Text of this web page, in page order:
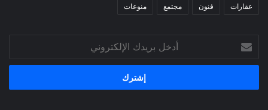
عقارات فنون مجتمع منوعات
بريدك
الإلكتروني